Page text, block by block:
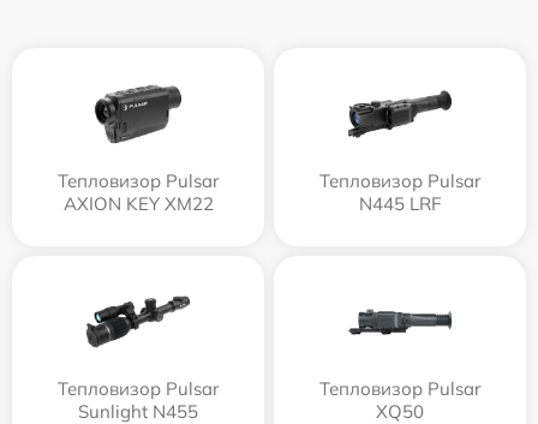
Тепловизор Pulsar
AXION KEY XM22
Тепловизор Pulsar
N445 LRF
Тепловизор Pulsar
Sunlight N455
Тепловизор Pulsar
XQ50